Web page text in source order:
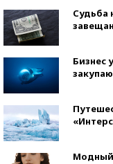
Судьба
Бизнес
Модный